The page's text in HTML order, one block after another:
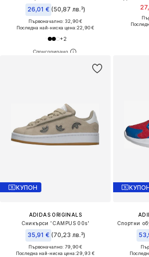
26,01 € (50,87 лв.³)
Първоначално: 32,90 €
Последна най-ниска цена:22,90 €
+2
КУПОН
ADIDAS ORIGINALS
Сникърси 'CAMPUS 00s'
35,91 € (70,23 лв.³)
Първоначално: 79,90 €
Последна най-ниска цена:29,93 €